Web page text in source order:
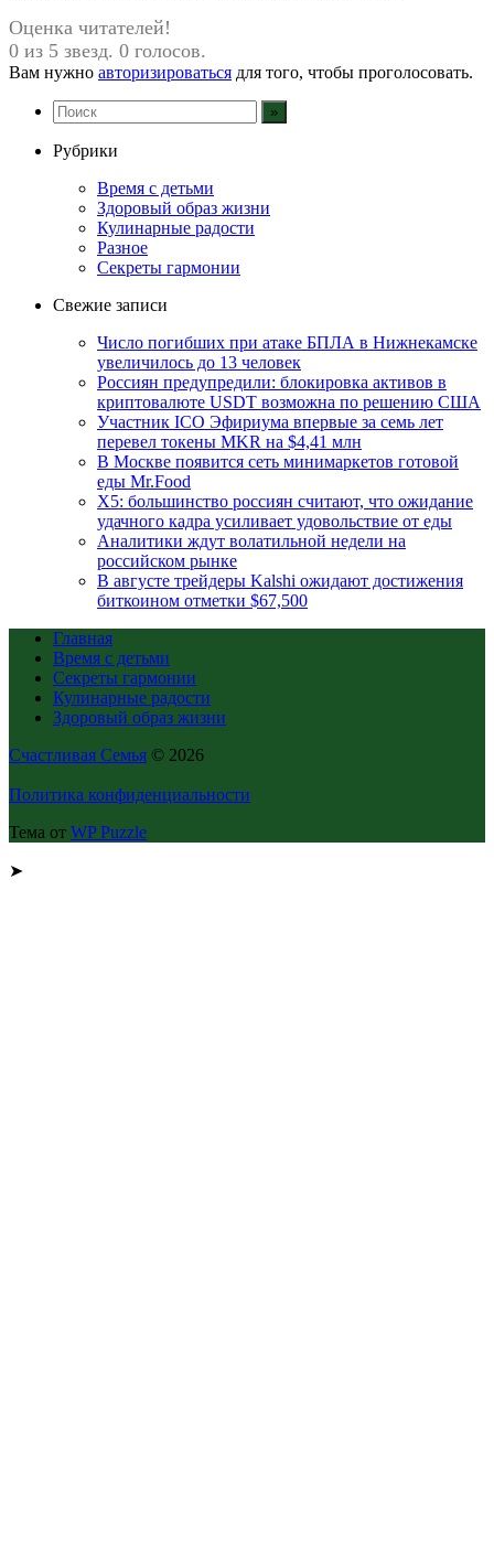
Оценка читателей!
0 из 5 звезд. 0 голосов.
Вам нужно авторизироваться для того, чтобы проголосовать.
Рубрики
Время с детьми
Здоровый образ жизни
Кулинарные радости
Разное
Секреты гармонии
Свежие записи
Число погибших при атаке БПЛА в Нижнекамске
увеличилось до 13 человек
Россиян предупредили: блокировка активов в
криптовалюте USDT возможна по решению США
Участник ICO Эфириума впервые за семь лет
перевел токены MKR на $4,41 млн
В Москве появится сеть минимаркетов готовой
еды Mr.Food
X5: большинство россиян считают, что ожидание
удачного кадра усиливает удовольствие от еды
Аналитики ждут волатильной недели на
российском рынке
В августе трейдеры Kalshi ожидают достижения
биткоином отметки $67,500
Главная
Время с детьми
Секреты гармонии
Кулинарные радости
Здоровый образ жизни
Счастливая Семья © 2026
Политика конфиденциальности
Тема от WP Puzzle
➤